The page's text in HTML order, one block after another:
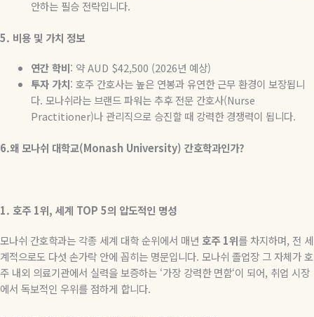
안하는 필승 전략입니다.
5. 비용 및 가치 정보
연간 학비: 약AUD $42,500 (2026년 예상)
투자 가치: 호주 간호사는 높은 연봉과 유연한 근무 환경이 보장됩니
다. 모나쉬라는 브랜드 파워는 추후 전문 간호사(Nurse
Practitioner)나 관리직으로 승진할 때 강력한 경쟁력이 됩니다.
6.왜 모나쉬 대학교(Monash University) 간호학과인가?
1. 호주 1위, 세계 TOP 5의 압도적인 명성
모나쉬 간호학과는 각종 세계 대학 순위에서 매년 호주 1위를 차지하며, 전 세
계적으로도 다섯 손가락 안에 꼽히는 명문입니다. 모나쉬 졸업장 그 자체가 호
주 내외 의료기관에서 실력을 보증하는 ‘가장 강력한 면함‘이 되어, 취업 시장
에서 독보적인 우위를 점하게 합니다.